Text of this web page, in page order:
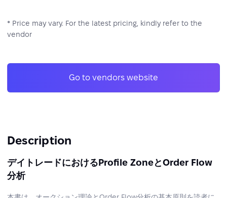
* Price may vary. For the latest pricing, kindly refer to the
vendor
Go to vendors website
Description
デイトレードにおけるProfile ZoneとOrder Flow
分析